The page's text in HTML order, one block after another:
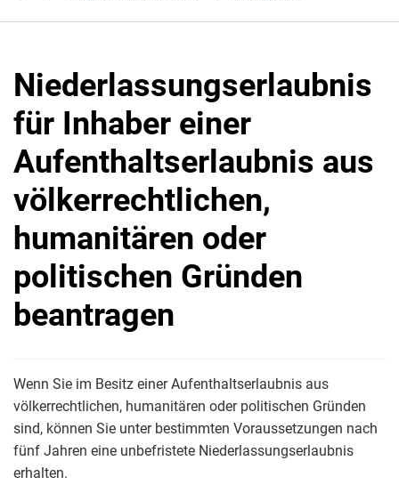
Niederlassungserlaubnis
für Inhaber einer
Aufenthaltserlaubnis aus
völkerrechtlichen,
humanitären oder
politischen Gründen
beantragen
Wenn Sie im Besitz einer Aufenthaltserlaubnis aus
völkerrechtlichen, humanitären oder politischen Gründen
sind, können Sie unter bestimmten Voraussetzungen nach
fünf Jahren eine unbefristete Niederlassungserlaubnis
erhalten.